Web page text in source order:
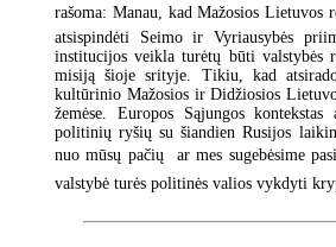
rašoma: Manau, kad Mažosios
atsispindėti Seimo ir Vyriausybės
institucijos veikla turėtų būti valstybės
misiją šioje srityje. Tikiu, kad
kultūrinio Mažosios ir Didžiosios
žemėse. Europos Sąjungos
politinių ryšių su šiandien Rusijos
nuo mūsų pačių  ar mes sugebėsime
valstybė turės politinės valios vykdyti